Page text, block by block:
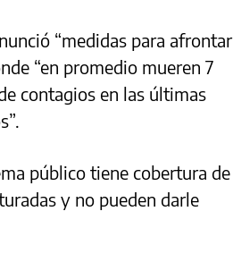
“medidas para afrontar
“en promedio mueren 7
contagios en las últimas
público tiene cobertura de
y no pueden darle